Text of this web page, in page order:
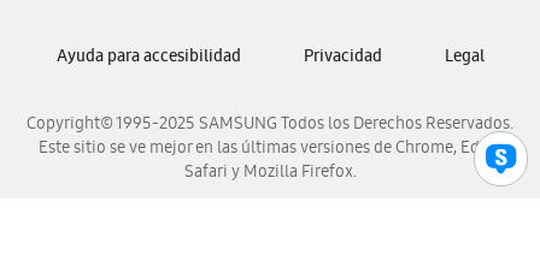
Samsung Venezuela
Copyright© 1995-2025 SAMSUNG Todos los Derechos Reservados.
Este sitio se ve mejor en las últimas versiones de Chrome, Edge,
Safari y Mozilla Firefox.
Ayuda para accesibilidad Privacidad Legal